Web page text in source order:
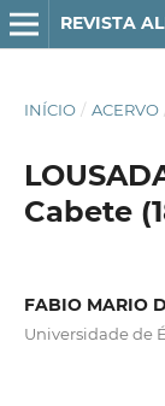
REVISTA
INÍCIO / ACERVO
Cabete
FABIO MARIO
Universidade de